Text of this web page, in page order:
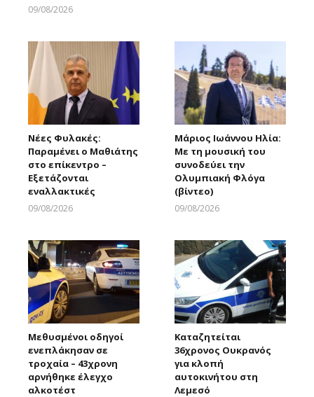
09/08/2026
Νέες Φυλακές:
Παραμένει ο Μαθιάτης
στο επίκεντρο –
Εξετάζονται
εναλλακτικές
09/08/2026
Μάριος Ιωάννου Ηλία:
Με τη μουσική του
συνοδεύει την
Ολυμπιακή Φλόγα
(βίντεο)
09/08/2026
Μεθυσμένοι οδηγοί
ενεπλάκησαν σε
τροχαία – 43χρονη
αρνήθηκε έλεγχο
αλκοτέστ
Καταζητείται
36χρονος Ουκρανός
για κλοπή
αυτοκινήτου στη
Λεμεσό